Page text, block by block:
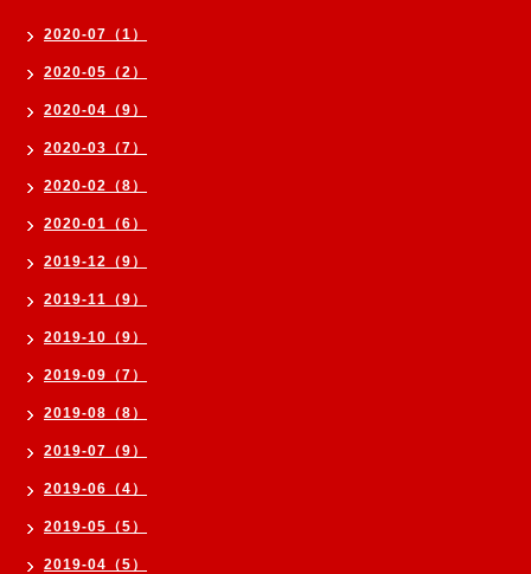
2020-07（1）
2020-05（2）
2020-04（9）
2020-03（7）
2020-02（8）
2020-01（6）
2019-12（9）
2019-11（9）
2019-10（9）
2019-09（7）
2019-08（8）
2019-07（9）
2019-06（4）
2019-05（5）
2019-04（5）